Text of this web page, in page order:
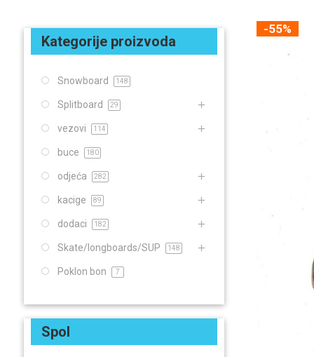
-55%
Kategorije proizvoda
Snowboard 148
Splitboard 29
vezovi 114
buce 180
odjeća 282
kacige 89
dodaci 182
Skate/longboards/SUP 148
Poklon bon 7
Spol